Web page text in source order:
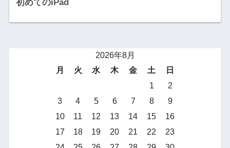
初めてのiPad
2026年8月
月
火 水 木 金 土
日
1
2
3
4 5 6 7 8
9
10
11 12 13 14 15
16
17
18 19 20 21 22
23